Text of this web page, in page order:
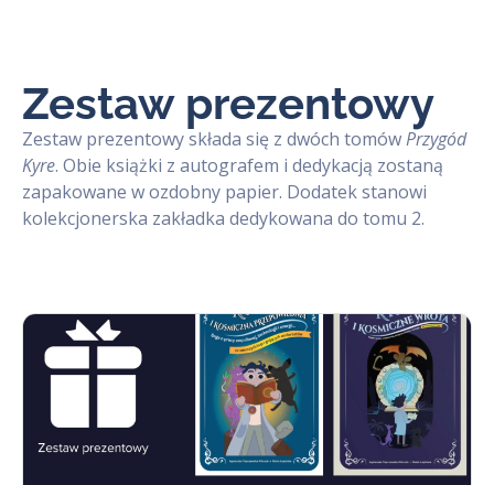
Zestaw prezentowy
Zestaw prezentowy składa się z dwóch tomówPrzygód
Kyre. Obie książki z autografem i dedykacją zostaną
zapakowane w ozdobny papier. Dodatek stanowi
kolekcjonerska zakładka dedykowana do tomu 2.